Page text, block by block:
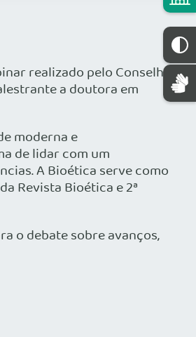
realizado pelo Conselho
a doutora em
moderna e
de lidar com um
A Bioética serve como
Revista Bioética e 2ª
o debate sobre avanços,